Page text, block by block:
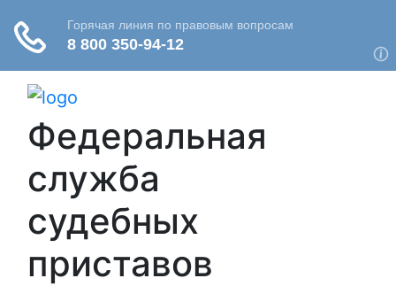
Федеральная
служба
судебных
приставов